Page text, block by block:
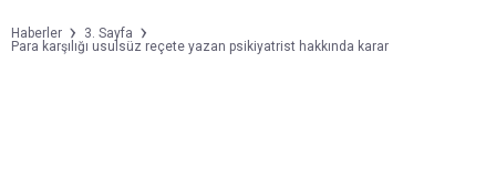
Haberler
3. Sayfa
Para karşılığı usulsüz reçete yazan psikiyatrist hakkında karar